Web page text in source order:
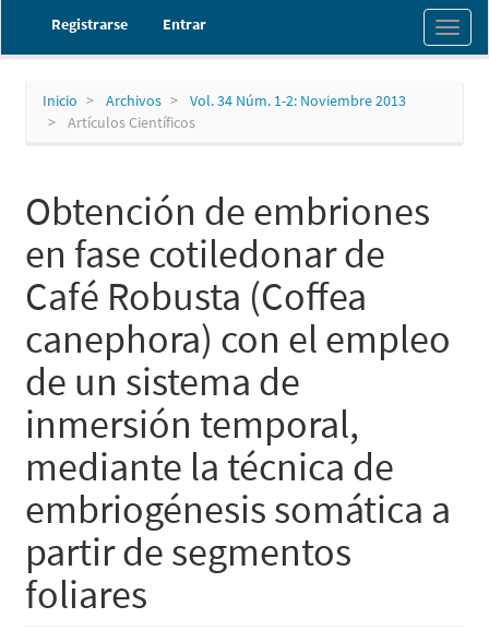
principal
Contenido
Barra
lateral
Registrarse Entrar
Toggle
Inicio Archivos
Vol. 34 Núm. 1-2: Noviembre 2013
Artículos Científicos
Obtención de embriones
en fase cotiledonar de
Café Robusta (Coffea
canephora) con el empleo
de un sistema de
inmersión temporal,
mediante la técnica de
embriogénesis somática a
partir de segmentos
foliares